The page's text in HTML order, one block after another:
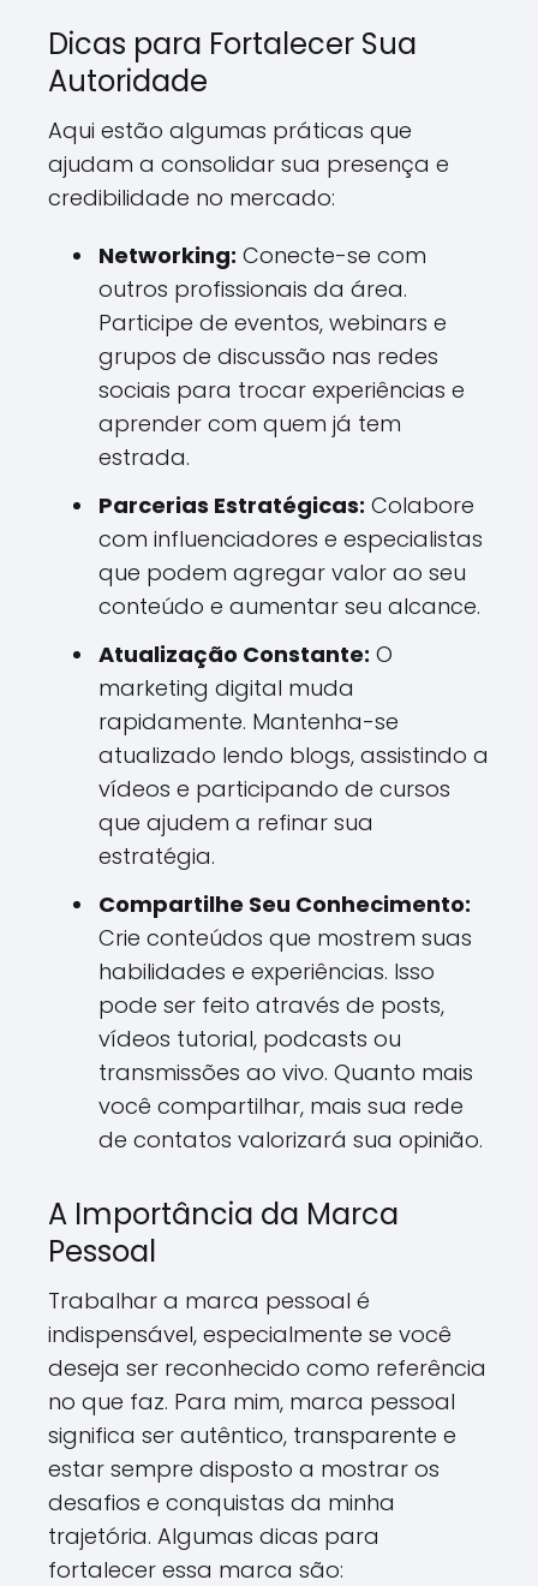
Dicas para Fortalecer Sua
Autoridade
Aqui estão algumas práticas que
ajudam a consolidar sua presença e
credibilidade no mercado:
Networking: Conecte-se com
outros profissionais da área.
Participe de eventos, webinars e
grupos de discussão nas redes
sociais para trocar experiências e
aprender com quem já tem
estrada.
Parcerias Estratégicas: Colabore
com influenciadores e especialistas
que podem agregar valor ao seu
conteúdo e aumentar seu alcance.
Atualização Constante: O
marketing digital muda
rapidamente. Mantenha-se
atualizado lendo blogs, assistindo a
vídeos e participando de cursos
que ajudem a refinar sua
estratégia.
Compartilhe Seu Conhecimento:
Crie conteúdos que mostrem suas
habilidades e experiências. Isso
pode ser feito através de posts,
vídeos tutorial, podcasts ou
transmissões ao vivo. Quanto mais
você compartilhar, mais sua rede
de contatos valorizará sua opinião.
A Importância da Marca
Pessoal
Trabalhar a marca pessoal é
indispensável, especialmente se você
deseja ser reconhecido como referência
no que faz. Para mim, marca pessoal
significa ser autêntico, transparente e
estar sempre disposto a mostrar os
desafios e conquistas da minha
trajetória. Algumas dicas para
fortalecer essa marca são: